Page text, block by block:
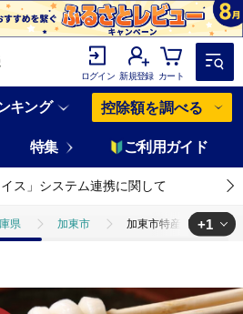
ログイン 新規登録 カート
キング 控除額を調べる
特集 ご利用ガイド
イス」システム連携に関して
県 加東市 加東市特産酒米の王者
+1